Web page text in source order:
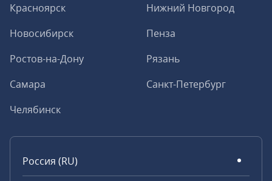
Красноярск
Нижний Новгород
Новосибирск
Пенза
Ростов-на-Дону
Рязань
Самара
Санкт-Петербург
Челябинск
Россия (RU)